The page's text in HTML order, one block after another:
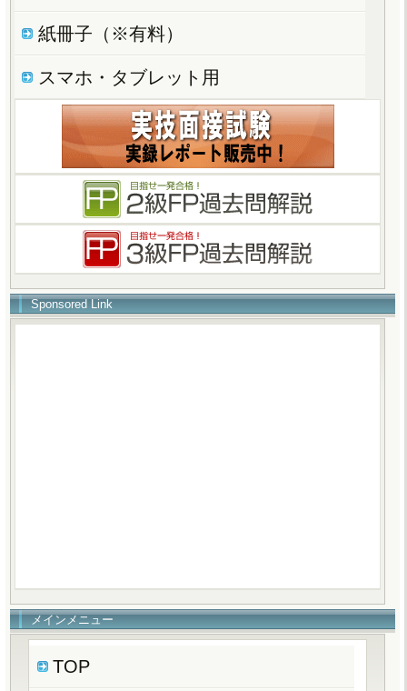
紙冊子（※有料）
スマホ・タブレット用
Sponsored Link
メインメニュー
TOP